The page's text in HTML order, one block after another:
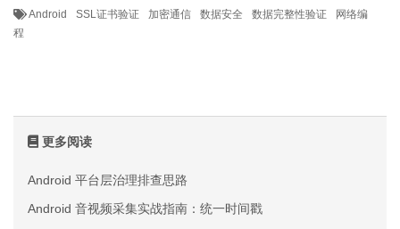
Android SSL证书验证 加密通信 数据安全 数据完整性验证
网络编
程
更多阅读
Android 平台层治理排查思路
Android 音视频采集实战指南：统一时间戳